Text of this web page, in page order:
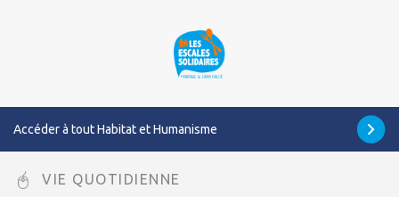
Accéder à tout Habitat et Humanisme
VIE QUOTIDIENNE